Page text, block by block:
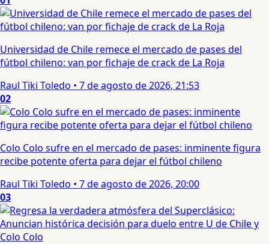
Universidad de Chile remece el mercado de pases del
fútbol chileno: van por fichaje de crack de La Roja
Raul Tiki Toledo • 7 de agosto de 2026, 21:53
02
Colo Colo sufre en el mercado de pases: inminente figura
recibe potente oferta para dejar el fútbol chileno
Raul Tiki Toledo • 7 de agosto de 2026, 20:00
03